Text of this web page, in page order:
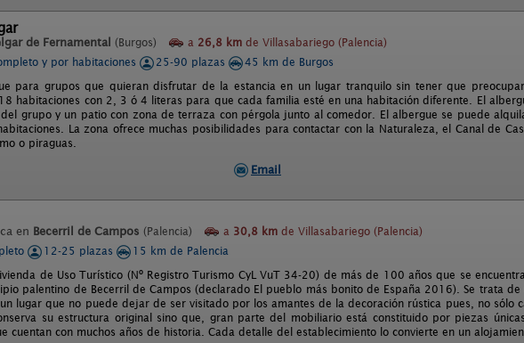
de Fernamental (Burgos) a 26,8 km de Villasabariego (Palencia)
y por habitaciones
25-90 plazas
45 km de Burgos
para grupos que quieran disfrutar de la estancia en un lugar tranquilo sin tener que
habitaciones con 2, 3 ó 4 literas para que cada familia esté en una habitación diferente. El
grupo y un patio con zona de terraza con pérgola junto al comedor. El albergue se puede
La zona ofrece muchas posibilidades para contactar con la Naturaleza, el Canal de
o piraguas.
Email
en Becerril de Campos (Palencia) a 30,8 km de Villasabariego (Palencia)
12-25 plazas
15 km de Palencia
de Uso Turístico (Nº Registro Turismo CyL VuT 34-20) de más de 100 años que se
palentino de Becerril de Campos (declarado El pueblo más bonito de España 2016). Se trata de
lugar que no puede dejar de ser visitado por los amantes de la decoración rústica pues, no sólo
su estructura original sino que, gran parte del mobiliario está constituido por piezas
cuentan con muchos años de historia. Cada detalle del establecimiento lo convierte en un